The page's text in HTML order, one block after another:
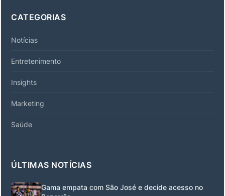
CATEGORIAS
Notícias
Entretenimento
Insights
Marketing
Saúde
ÚLTIMAS NOTÍCIAS
Gama empata com São José e decide acesso no